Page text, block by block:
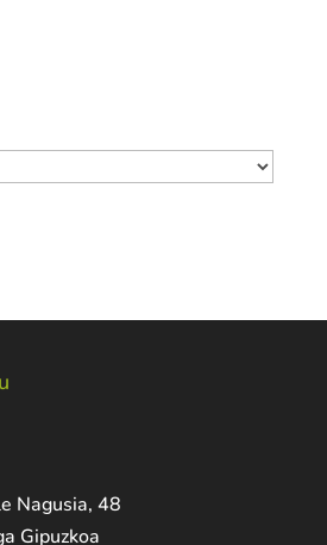
Nagusia, 48
Gipuzkoa